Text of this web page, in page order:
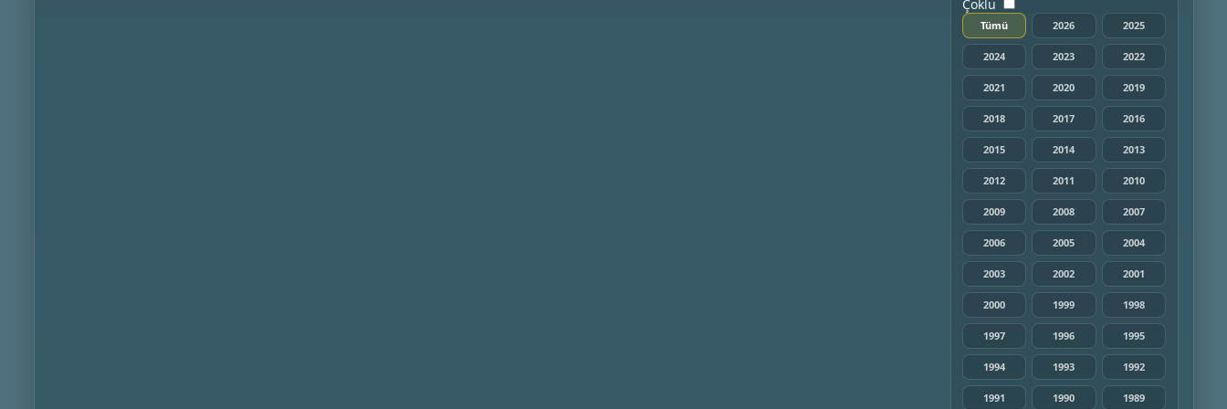
Çoklu
Tümü 2026 2025
2024 2023 2022
2021 2020 2019
2018 2017 2016
2015 2014 2013
2012 2011 2010
2009 2008 2007
2006 2005 2004
2003 2002 2001
2000 1999 1998
1997 1996 1995
1994 1993 1992
1991 1990 1989